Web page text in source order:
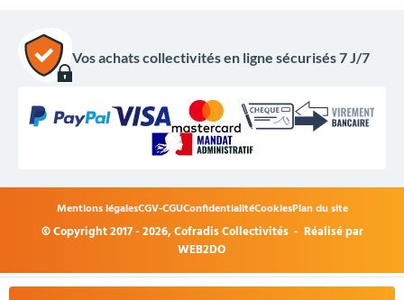
649,00 €HT
Coloris Procity :
Vos achats collectivités en ligne sécurisés 7 J/7
© Copyright 2017 - 2026,Cofradis Collectivités - Réalisé par
WEB2DO
Mentions légalesCGV-CGUConfidentialitéCookiesPlan du site